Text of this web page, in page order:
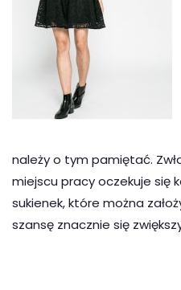
należy o tym pamiętać.
miejscu pracy oczekuje się
sukienek, które można
szansę znacznie się